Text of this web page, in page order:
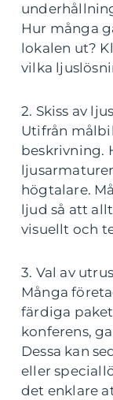
Hur många
lokalen ut?
vilka
2. Skiss av
Utifrån
beskrivning.
högtalare.
ljud så att
visuellt och
3. Val av
Många
färdiga
konferens,
Dessa kan
eller
det enklare